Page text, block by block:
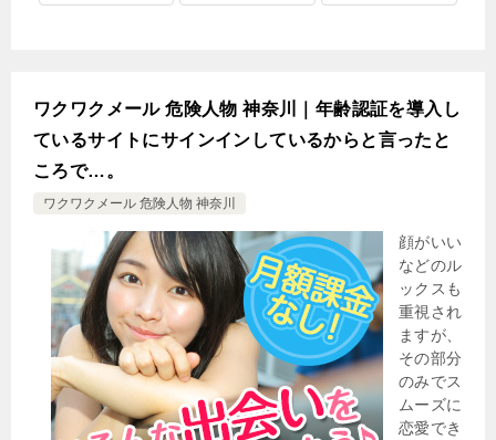
ワクワクメール 危険人物 神奈川｜年齢認証を導入し
ているサイトにサインインしているからと言ったと
ころで…。
ワクワクメール 危険人物 神奈川
顔がいい
などのル
ックスも
重視され
ますが、
その部分
のみでス
ムーズに
恋愛でき